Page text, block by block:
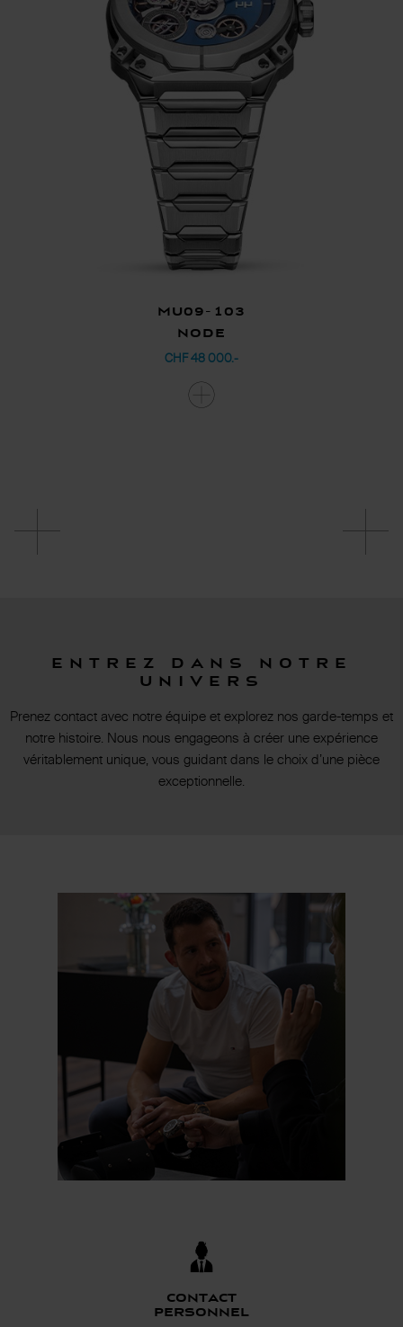
MU09-103
Node
CHF 48 000.-
Entrez dans notre
univers
Prenez contact avec notre équipe et explorez nos garde-temps et
notre histoire. Nous nous engageons à créer une expérience
véritablement unique, vous guidant dans le choix d’une pièce
exceptionnelle.
Contact
personnel